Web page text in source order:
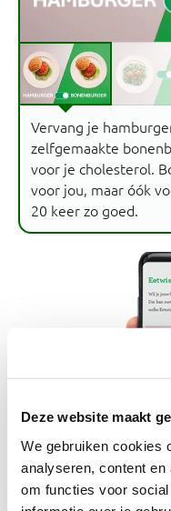
Deze website maakt
We gebruiken cookies
analyseren, content
om functies voor
Vervang je
zelfgemaakte
voor je cholesterol.
voor jou, maar óók
20 keer zo goed.